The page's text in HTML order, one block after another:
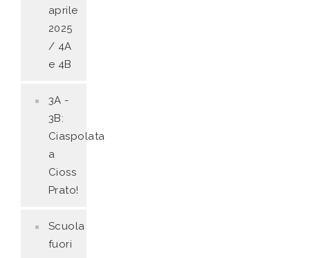
aprile
2025
/ 4A
e 4B
3A -
3B:
Ciaspolata
a
Cioss
Prato!
Scuola
fuori